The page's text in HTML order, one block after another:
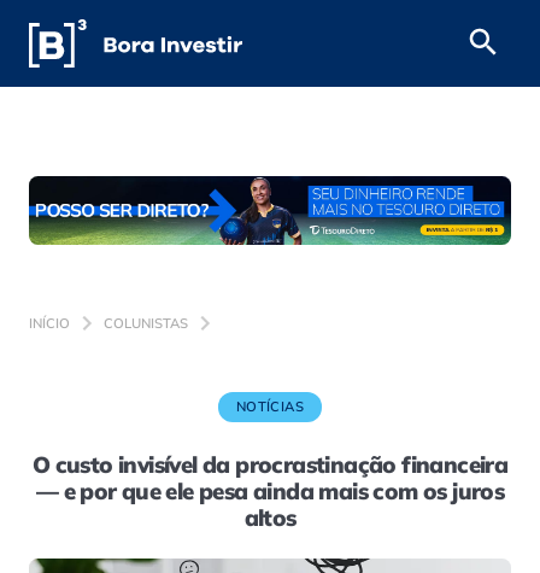
INÍCIO COLUNISTAS
NOTÍCIAS
O custo invisível da procrastinação financeira
— e por que ele pesa ainda mais com os juros
altos